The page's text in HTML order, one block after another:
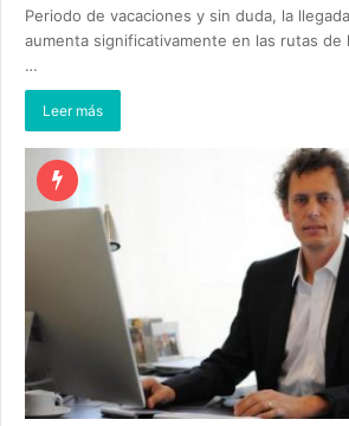
Periodo de vacaciones y sin duda, la
aumenta significativamente en las rutas de
…
Leer más